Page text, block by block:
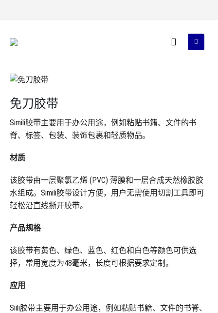
免刀胶带
Simili胶带主要用于办公用途，例如粘贴书籍、文件的书
脊、标签、包装、装饰包裹和轻质物品。
材质
该胶带由一层聚氯乙烯 (PVC) 薄膜和一层合成天然橡胶胶
水组成。Simili胶带设计方便，用户无需使用切割工具即可
轻松沿直线撕开胶带。
产品规格
该胶带有黄色、绿色、蓝色、红色和白色等颜色可供选
择，常用宽度为48毫米，长度可根据要求定制。
应用
Siili胶带主要用于办公用途，例如粘贴书籍、文件的书脊、